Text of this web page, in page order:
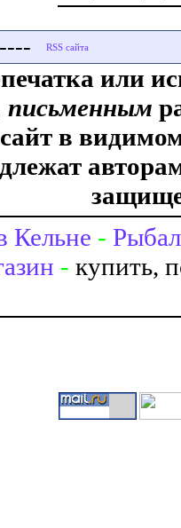
или
письменным
в
Кельне -
- купить,